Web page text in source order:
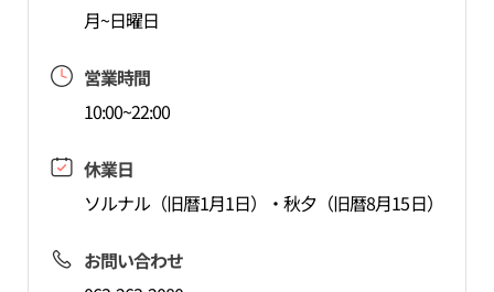
月~日曜日
営業時間
10:00~22:00
休業日
ソルナル（旧暦1月1日）・秋夕（旧暦8月15日）
お問い合わせ